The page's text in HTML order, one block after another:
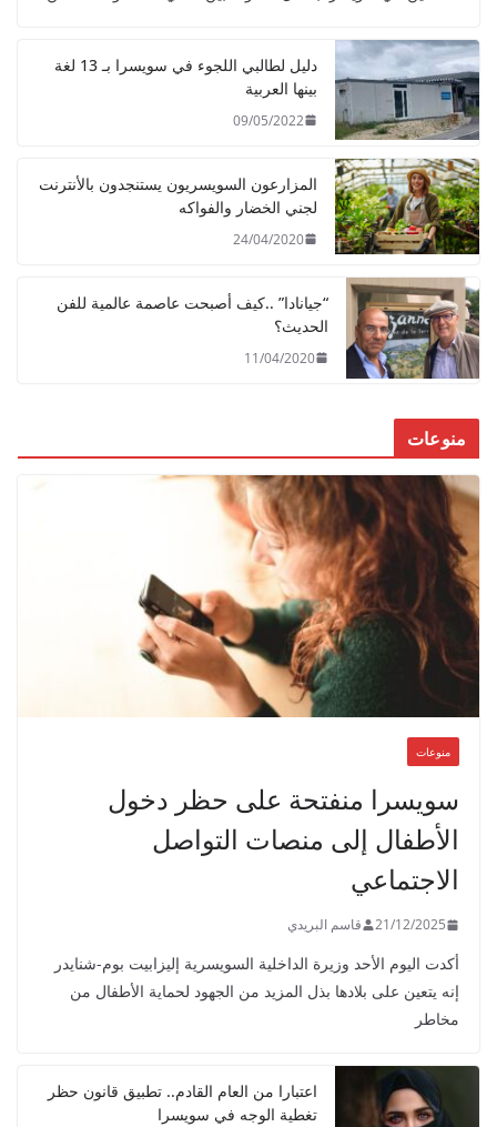
دليل لطالبي اللجوء في سويسرا بـ 13 لغة
بينها العربية
09/05/2022
المزارعون السويسريون يستنجدون بالأنترنت
لجني الخضار والفواكه
24/04/2020
“جيانادا” ..كيف أصبحت عاصمة عالمية للفن
الحديث؟
11/04/2020
منوعات
منوعات
سويسرا منفتحة على حظر دخول
الأطفال إلى منصات التواصل
الاجتماعي
21/12/2025 قاسم البريدي
أكدت اليوم الأحد وزيرة الداخلية السويسرية إليزابيت بوم-شنايدر
إنه يتعين على بلادها بذل المزيد من الجهود لحماية الأطفال من
مخاطر
اعتبارا من العام القادم.. تطبيق قانون حظر
تغطية الوجه في سويسرا